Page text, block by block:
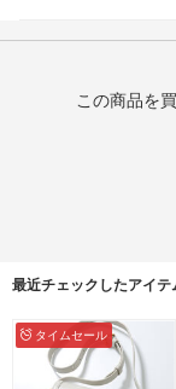
この商品を
最近チェックしたアイテ
タイムセール